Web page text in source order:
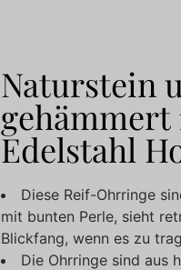
Naturstein
Edelstahl
Diese Reif-Ohrringe
mit bunten Perle, sieht
Blickfang, wenn es zu
Die Ohrringe sind aus